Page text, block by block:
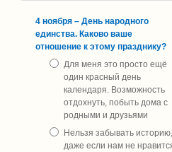
4 ноября – День народного
единства. Каково ваше
отношение к этому празднику?
Для меня это просто ещё
один красный день
календаря. Возможность
отдохнуть, побыть дома с
родными и друзьями
Нельзя забывать историю,
даже если нам не